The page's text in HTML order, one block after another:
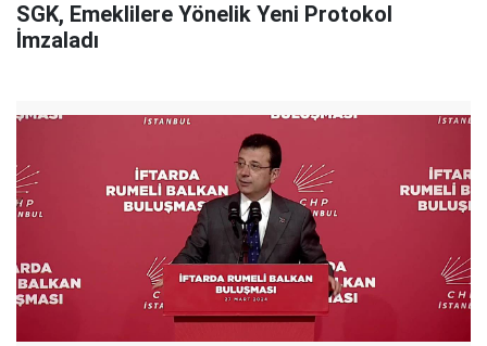
SGK, Emeklilere Yönelik Yeni Protokol
İmzaladı